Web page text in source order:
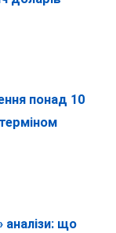
понад 10
аналізи: що